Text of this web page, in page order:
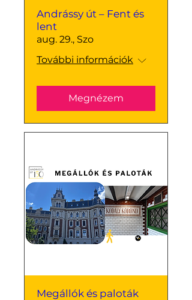
Andrássy út – Fent és
lent
aug. 29., Szo
További információk
Megnézem
Megállók és paloták